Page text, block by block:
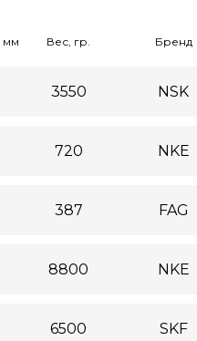
мм Вес, гр. Бренд
3550 NSK
720 NKE
387 FAG
8800 NKE
6500 SKF